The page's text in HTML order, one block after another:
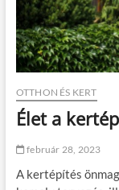
z
e
t
i
t
r
e
n
e
2
OTTHON ÉS KERT
Élet a
február 28, 2023
A kertépítés